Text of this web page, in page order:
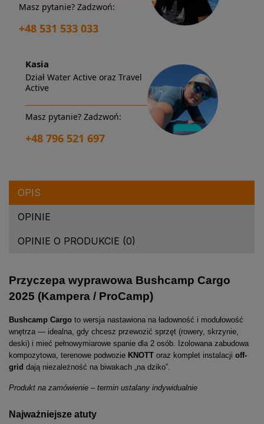
Masz pytanie? Zadzwoń:
+48 531 533 033
Kasia
Dział Water Active oraz Travel
Active
Masz pytanie? Zadzwoń:
+48 796 521 697
OPIS
OPINIE
OPINIE O PRODUKCIE (0)
Przyczepa wyprawowa Bushcamp Cargo
2025 (Kampera / ProCamp)
Bushcamp Cargo to wersja nastawiona na ładowność i modułowość
wnętrza — idealna, gdy chcesz przewozić sprzęt (rowery, skrzynie,
deski) i mieć pełnowymiarowe spanie dla 2 osób. Izolowana zabudowa
kompozytowa, terenowe podwozie KNOTT oraz komplet instalacji off-
grid dają niezależność na biwakach „na dziko”.
Produkt na zamówienie – termin ustalany indywidualnie
Najważniejsze atuty